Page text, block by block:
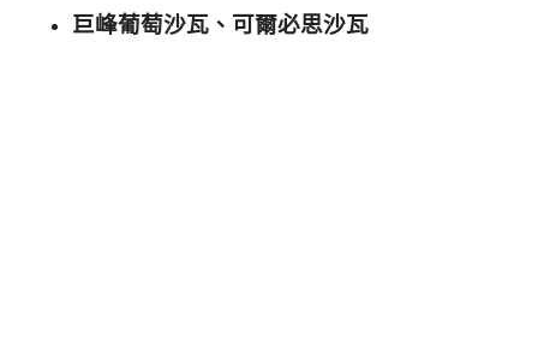
巨峰葡萄沙瓦、可爾必思沙瓦